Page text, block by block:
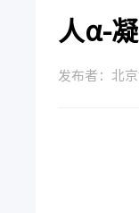
人α-
发布者：北